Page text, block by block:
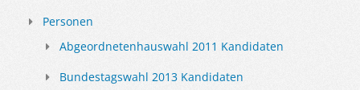
Personen
Abgeordnetenhauswahl 2011 Kandidaten
Bundestagswahl 2013 Kandidaten